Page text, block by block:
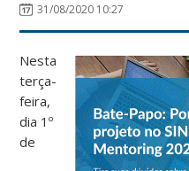
31/08/2020 10:27
Nesta
terça-
feira,
dia 1º
de